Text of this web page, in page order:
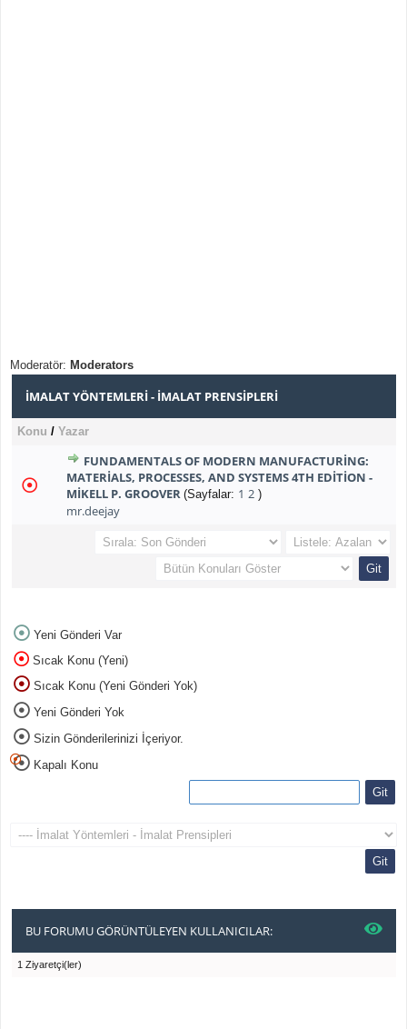
Moderatör: Moderators
İMALAT YÖNTEMLERI - İMALAT PRENSIPLERI
Konu / Yazar
FUNDAMENTALS OF MODERN MANUFACTURING:
MATERIALS, PROCESSES, AND SYSTEMS 4TH EDITION -
MIKELL P. GROOVER (Sayfalar: 1 2 )
mr.deejay
Yeni Gönderi Var
Sıcak Konu (Yeni)
Sıcak Konu (Yeni Gönderi Yok)
Yeni Gönderi Yok
Sizin Gönderilerinizi İçeriyor.
Kapalı Konu
BU FORUMU GÖRÜNTÜLEYEN KULLANICILAR:
1 Ziyaretçi(ler)